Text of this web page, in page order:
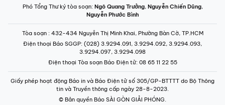
Phó Tổng Thư ký tòa soạn: Ngô Quang Trưởng, Nguyễn Chiến Dũng,
Nguyễn Phước Bình
Tòa soạn : 432-434 Nguyễn Thị Minh Khai, Phường Bàn Cờ, TP.HCM
Điện thoại Báo SGGP: (028) 3.9294.091, 3.9294.092, 3.9294.093,
3.9294.097, 3.9294.098
Điện thoại Tòa soạn Báo Điện tử: 08 65 11 22 55
Giấy phép hoạt động Báo in và Báo Điện tử số 305/GP-BTTTT do Bộ Thông
tin và Truyền thông cấp ngày 28-8-2023.
© Bản quyền Báo SÀI GÒN GIẢI PHÓNG.